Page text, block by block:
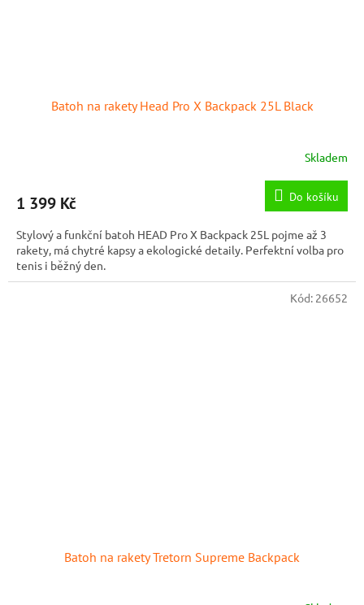
Batoh na rakety Head Pro X Backpack 25L Black
Skladem
1 399 Kč Do košíku
Stylový a funkční batoh HEAD Pro X Backpack 25L pojme až 3
rakety, má chytré kapsy a ekologické detaily. Perfektní volba pro
tenis i běžný den.
Batoh na rakety Tretorn Supreme Backpack
Kód: 26652